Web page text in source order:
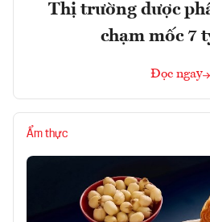
Thị trường dược
chạm mốc 7
Đọc ngay
Ẩm thực